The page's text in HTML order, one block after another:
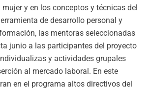
y en los conceptos y técnicas del
de desarrollo personal y
las mentoras seleccionadas
junio a las participantes del proyecto
y actividades grupales
al mercado laboral. En este
en el programa altos directivos del